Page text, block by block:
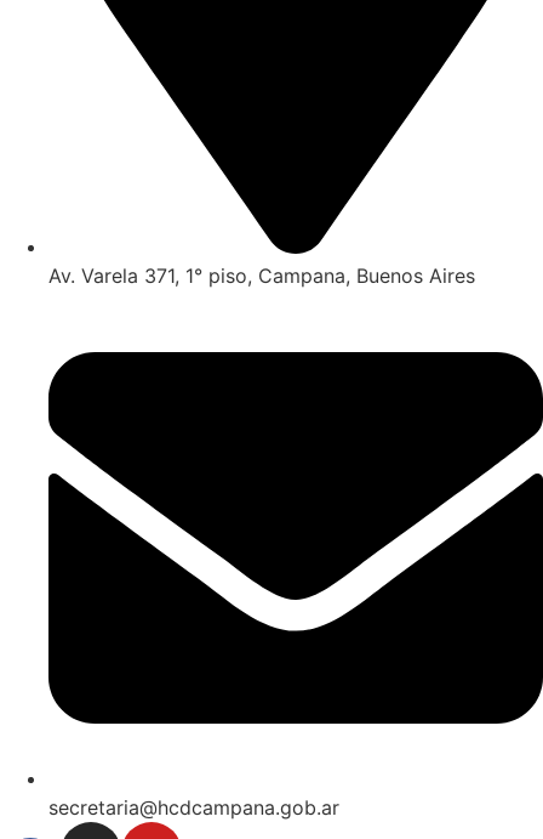
Av. Varela 371, 1° piso, Campana, Buenos Aires
secretaria@hcdcampana.gob.ar